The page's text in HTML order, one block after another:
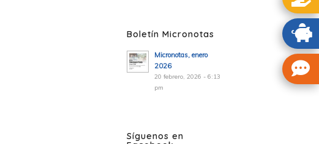
Boletín Micronotas
Micronotas, enero
2026
20 febrero, 2026 - 6:13
pm
Síguenos en